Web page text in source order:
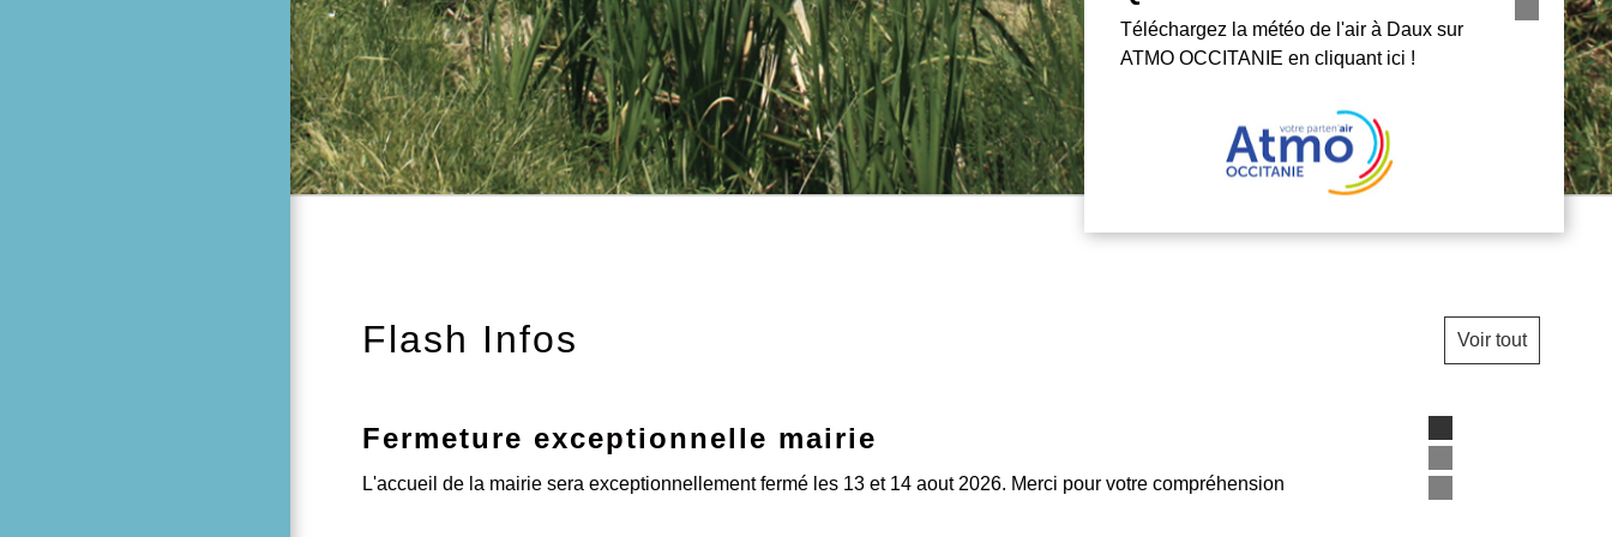
Retrouvez toutes les infos de la CCHT sur
l'application Intramuros !
Flash Infos Voir tout
Cambriolages signalés sur la commune !
Lutte contre les cambriolages : restons vigilants en permanence !